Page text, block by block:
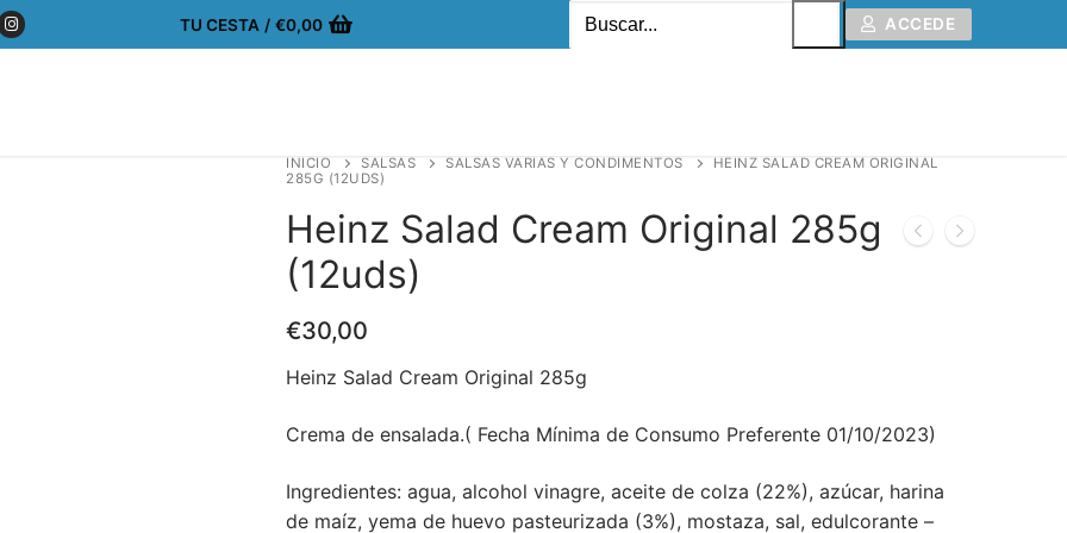
TU CESTA / €0,00
Buscar:
ACCEDE
INICIO SALSAS SALSAS VARIAS Y CONDIMENTOS
HEINZ SALAD CREAM ORIGINAL
285G (12UDS)
Heinz Salad Cream Original 285g
(12uds)
€30,00
Heinz Salad Cream Original 285g
Crema de ensalada.( Fecha Mínima de Consumo Preferente 01/10/2023)
Ingredientes: agua, alcohol vinagre, aceite de colza (22%), azúcar, harina
de maíz, yema de huevo pasteurizada (3%), mostaza, sal, edulcorante –